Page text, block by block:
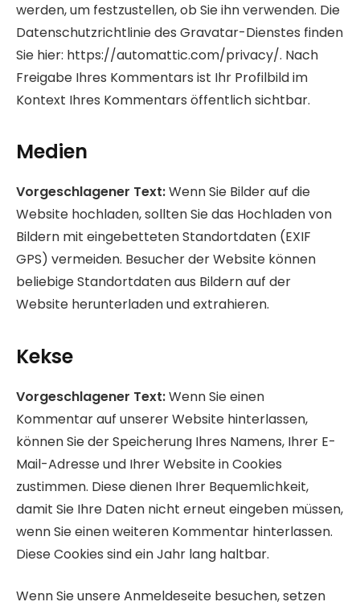
werden, um festzustellen, ob Sie ihn verwenden. Die
Datenschutzrichtlinie des Gravatar-Dienstes finden
Sie hier: https://automattic.com/privacy/. Nach
Freigabe Ihres Kommentars ist Ihr Profilbild im
Kontext Ihres Kommentars öffentlich sichtbar.
Medien
Vorgeschlagener Text:Wenn Sie Bilder auf die
Website hochladen, sollten Sie das Hochladen von
Bildern mit eingebetteten Standortdaten (EXIF
GPS) vermeiden. Besucher der Website können
beliebige Standortdaten aus Bildern auf der
Website herunterladen und extrahieren.
Kekse
Vorgeschlagener Text:Wenn Sie einen
Kommentar auf unserer Website hinterlassen,
können Sie der Speicherung Ihres Namens, Ihrer E-
Mail-Adresse und Ihrer Website in Cookies
zustimmen. Diese dienen Ihrer Bequemlichkeit,
damit Sie Ihre Daten nicht erneut eingeben müssen,
wenn Sie einen weiteren Kommentar hinterlassen.
Diese Cookies sind ein Jahr lang haltbar.
Wenn Sie unsere Anmeldeseite besuchen, setzen